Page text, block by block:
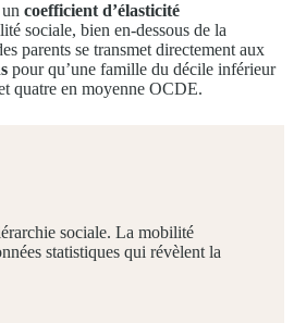
coefficient d’élasticité
sociale, bien en-dessous de la
parents se transmet directement aux
pour qu’une famille du décile inférieur
quatre en moyenne OCDE.
sociale. La mobilité
statistiques qui révèlent la